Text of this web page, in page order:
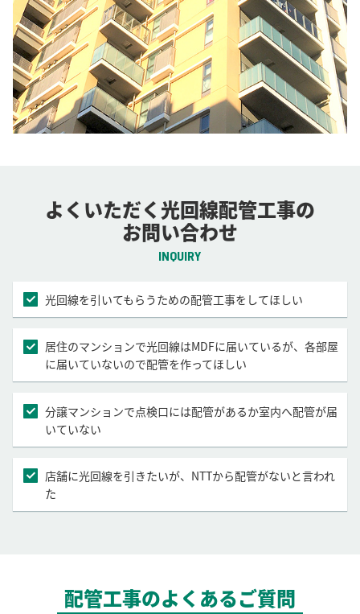
よくいただく光回線配管工事の
お問い合わせ
INQUIRY
光回線を引いてもらうための配管工事をしてほしい
居住のマンションで光回線はMDFに届いているが、各部屋
に届いていないので配管を作ってほしい
分譲マンションで点検口には配管があるか室内へ配管が届
いていない
店舗に光回線を引きたいが、NTTから配管がないと言われ
た
配管工事のよくあるご質問